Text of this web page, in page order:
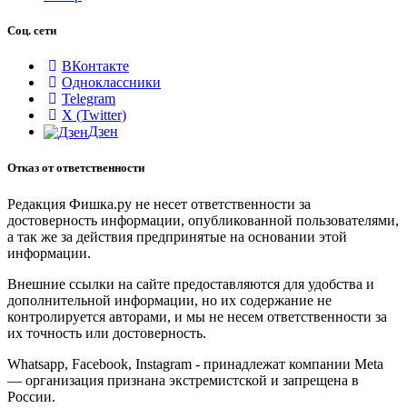
Соц. сети
ВКонтакте
Одноклассники
Telegram
X (Twitter)
Дзен
Отказ от ответственности
Редакция Фишка.ру не несет ответственности за
достоверность информации, опубликованной пользователями,
а так же за действия предпринятые на основании этой
информации.
Внешние ссылки на сайте предоставляются для удобства и
дополнительной информации, но их содержание не
контролируется авторами, и мы не несем ответственности за
их точность или достоверность.
Whatsapp, Facebook, Instagram - принадлежат компании Meta
— организация признана экстремистской и запрещена в
России.